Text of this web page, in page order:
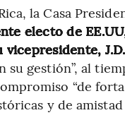
la Casa
electo de
vicepresidente,
su gestión”, al
“de
y de